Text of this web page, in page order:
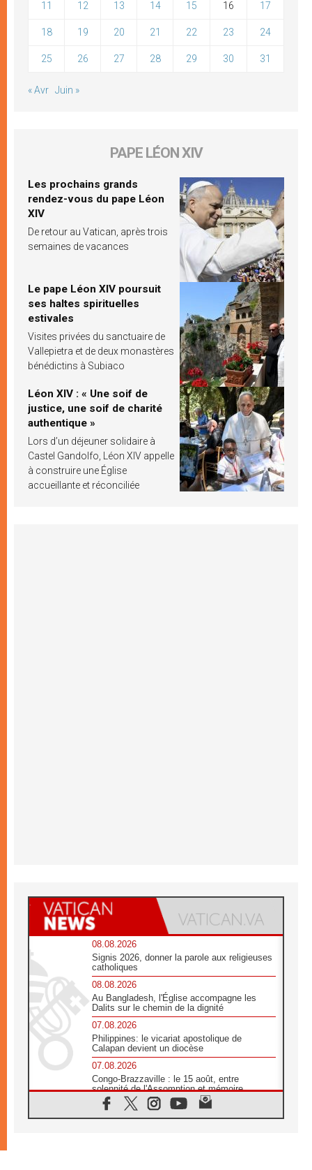
11 12 13 14 15 16 17
18 19 20 21 22 23 24
25 26 27 28 29 30 31
« Avr Juin »
PAPE LÉON XIV
Les prochains grands
rendez-vous du pape Léon
XIV
De retour au Vatican, après trois
semaines de vacances
Le pape Léon XIV poursuit
ses haltes spirituelles
estivales
Visites privées du sanctuaire de
Vallepietra et de deux monastères
bénédictins à Subiaco
Léon XIV : « Une soif de
justice, une soif de charité
authentique »
Lors d’un déjeuner solidaire à
Castel Gandolfo, Léon XIV appelle
à construire une Église
accueillante et réconciliée
08.08.2026
Signis 2026, donner la parole aux religieuses
catholiques
08.08.2026
Au Bangladesh, l'Église accompagne les
Dalits sur le chemin de la dignité
07.08.2026
Philippines: le vicariat apostolique de
Calapan devient un diocèse
07.08.2026
Congo-Brazzaville : le 15 août, entre
solennité de l'Assomption et mémoire
nationale
07.08.2026